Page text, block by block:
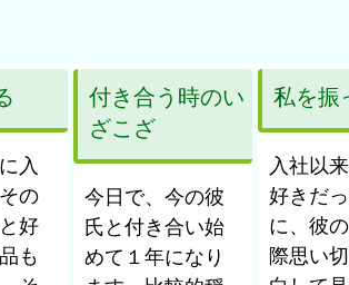
入
の
好
も
付き合う時のい
ざこざ
今日で、今の彼
氏と付き合い始
めて１年になり
私を振
入社以
好きだ
に、彼
際思い